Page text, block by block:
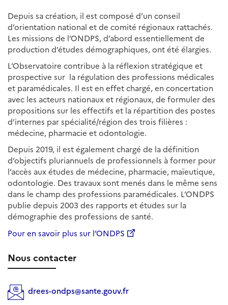
Depuis sa création, il est composé d’un conseil
d’orientation national et de comité régionaux rattachés.
Les missions de l’ONDPS, d’abord essentiellement de
production d’études démographiques, ont été élargies.
L’Observatoire contribue à la réflexion stratégique et
prospective sur la régulation des professions médicales
et paramédicales. Il est en effet chargé, en concertation
avec les acteurs nationaux et régionaux, de formuler des
propositions sur les effectifs et la répartition des postes
d’internes par spécialité/région des trois filières :
médecine, pharmacie et odontologie.
Depuis 2019, il est également chargé de la définition
d’objectifs pluriannuels de professionnels à former pour
l’accès aux études de médecine, pharmacie, maïeutique,
odontologie. Des travaux sont menés dans le même sens
dans le champ des professions paramédicales. L’ONDPS
publie depuis 2003 des rapports et études sur la
démographie des professions de santé.
Pour en savoir plus sur l’ONDPS
Nous contacter
drees-ondps@sante.gouv.fr